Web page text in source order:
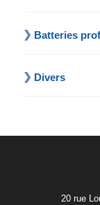
Batteries
Divers
20 rue